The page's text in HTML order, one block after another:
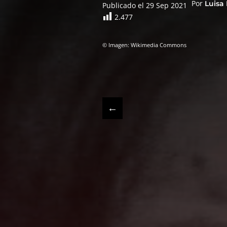
Publicado el 29 Sep 2021 Por Luisa
2.477
© Imagen: Wikimedia Commons
←